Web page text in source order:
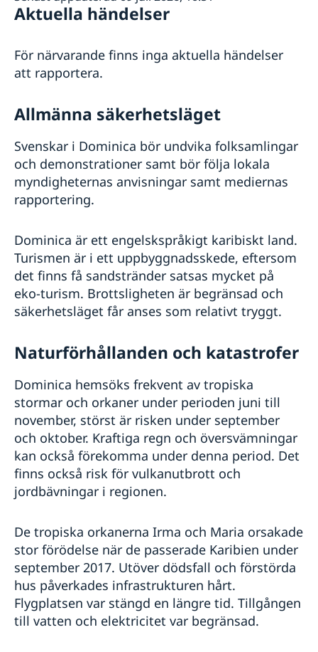
Aktuella händelser
För närvarande finns inga aktuella händelser
att rapportera.
Allmänna säkerhetsläget
Svenskar i Dominica bör undvika folksamlingar
och demonstrationer samt bör följa lokala
myndigheternas anvisningar samt mediernas
rapportering.
Dominica är ett engelskspråkigt karibiskt land.
Turismen är i ett uppbyggnadsskede, eftersom
det finns få sandstränder satsas mycket på
eko-turism. Brottsligheten är begränsad och
säkerhetsläget får anses som relativt tryggt.
Naturförhållanden och katastrofer
Dominica hemsöks frekvent av tropiska
stormar och orkaner under perioden juni till
november, störst är risken under september
och oktober. Kraftiga regn och översvämningar
kan också förekomma under denna period. Det
finns också risk för vulkanutbrott och
jordbävningar i regionen.
De tropiska orkanerna Irma och Maria orsakade
stor förödelse när de passerade Karibien under
september 2017. Utöver dödsfall och förstörda
hus påverkades infrastrukturen hårt.
Flygplatsen var stängd en längre tid. Tillgången
till vatten och elektricitet var begränsad.